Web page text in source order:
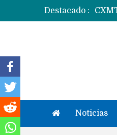
Destacado :
Noticias